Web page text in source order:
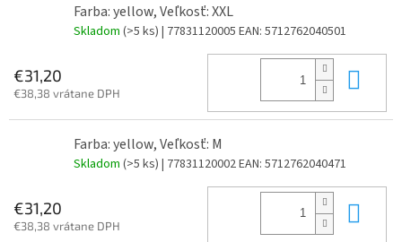
Farba: yellow, Veľkosť: XXL
Skladom (>5 ks) | 77831120005 EAN: 5712762040501
€31,20
€38,38 vrátane DPH
Farba: yellow, Veľkosť: M
Skladom (>5 ks) | 77831120002EAN: 5712762040471
€31,20
€38,38 vrátane DPH